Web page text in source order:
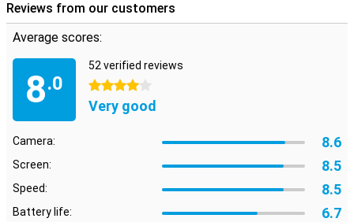
Reviews from our customers
Average scores:
8.0
52 verified reviews
4 stars
Very good
Camera: 8.6
Screen: 8.5
Speed: 8.5
Battery life: 6.7